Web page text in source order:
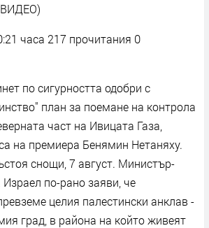
часа 217 прочитания 0
по сигурността одобри с
план за поемане на контрола
част на Ивицата Газа,
на премиера Бенямин Нетаняху.
снощи, 7 август. Министър-
Израел по-рано заяви, че
целия палестински анклав -
град, в района на който живеят